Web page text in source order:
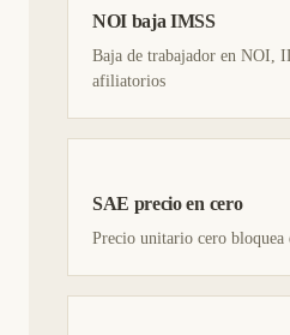
NOI baja IMSS
Baja de trabajador en NOI,
afiliatorios
SAE precio en cero
Precio unitario cero